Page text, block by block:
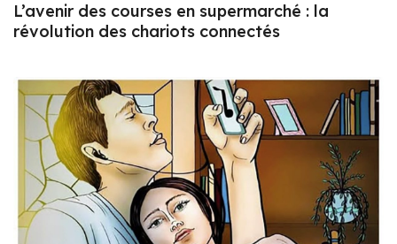
L’avenir des courses en supermarché : la
révolution des chariots connectés